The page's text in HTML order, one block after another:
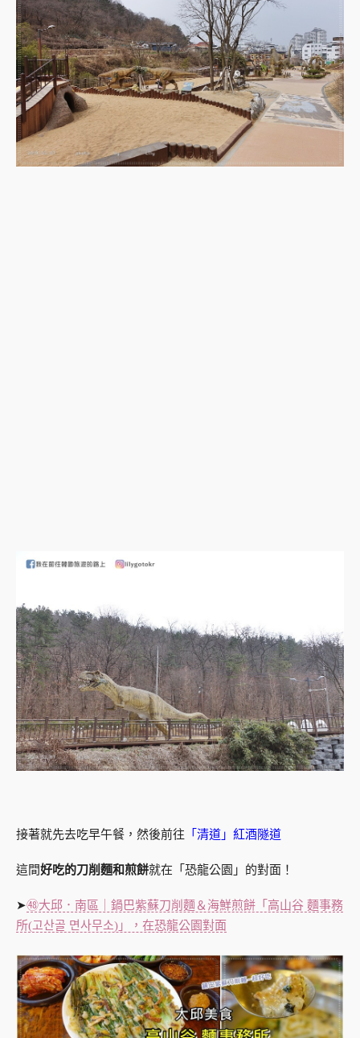
接著就先去吃早午餐，然後前往 「清道」紅酒隧道
這間好吃的刀削麵和煎餅就在「恐龍公園」的對面！
➤㊽大邱．南區｜鍋巴紫蘇刀削麵＆海鮮煎餅「高山谷 麵事務
所(고산골 면사무소)」，在恐龍公園對面